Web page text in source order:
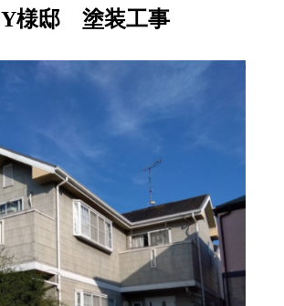
様邸 塗装工事